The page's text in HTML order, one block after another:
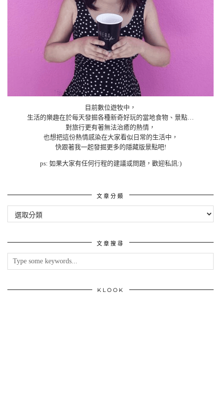
目前數位遊牧中，
生活的樂趣在於每天發掘各種新奇好玩的當地食物、景點…
對旅行更有著無法治癒的熱情，
也想把這份熱情感染在大家看似日常的生活中，
快跟著我一起發掘更多的隱藏版景點吧!
ps: 如果大家有任何行程的建議或問題，歡迎私訊:)
文章分類
文章搜尋
KLOOK